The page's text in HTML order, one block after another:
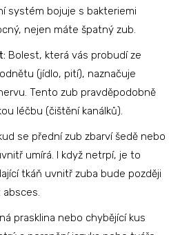
systém bojuje s bakteriemi
nejen máte špatný zub.
Bolest, která vás probudí ze
(jídlo, pití), naznačuje
Tento zub pravděpodobně
léčbu (čištění kanálků).
se přední zub zbarví šedě nebo
umírá. I když netrpí, je to
tkáň uvnitř zuba bude později
absces.
prasklina nebo chybějící kus